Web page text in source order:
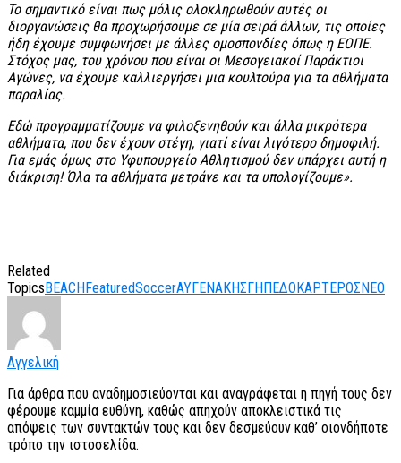
Το σημαντικό είναι πως μόλις ολοκληρωθούν αυτές οι
διοργανώσεις θα προχωρήσουμε σε μία σειρά άλλων, τις οποίες
ήδη έχουμε συμφωνήσει με άλλες ομοσπονδίες όπως η ΕΟΠΕ.
Στόχος μας, του χρόνου που είναι οι Μεσογειακοί Παράκτιοι
Αγώνες, να έχουμε καλλιεργήσει μια κουλτούρα για τα αθλήματα
παραλίας.
Εδώ προγραμματίζουμε να φιλοξενηθούν και άλλα μικρότερα
αθλήματα, που δεν έχουν στέγη, γιατί είναι λιγότερο δημοφιλή.
Για εμάς όμως στο Υφυπουργείο Αθλητισμού δεν υπάρχει αυτή η
διάκριση! Όλα τα αθλήματα μετράνε και τα υπολογίζουμε».
Related
TopicsBEACHFeaturedSoccerΑΥΓΕΝΑΚΗΣΓΗΠΕΔΟΚΑΡΤΕΡΟΣΝΕΟ
Αγγελική
Για άρθρα που αναδημοσιεύονται και αναγράφεται η πηγή τους δεν
φέρουμε καμμία ευθύνη, καθώς απηχούν αποκλειστικά τις
απόψεις των συντακτών τους και δεν δεσμεύουν καθ’ οιονδήποτε
τρόπο την ιστοσελίδα.